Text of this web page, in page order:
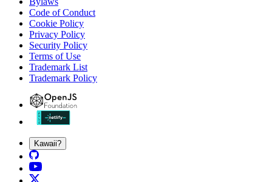
Code of Conduct
Cookie Policy
Privacy Policy
Security Policy
Terms of Use
Trademark List
Trademark Policy
Kawaii?